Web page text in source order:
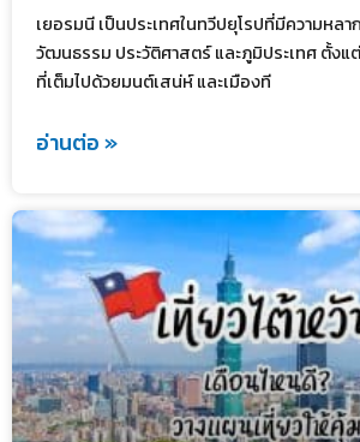
เยอรมนี เป็นประเทศในทวีปยุโรปที่มีความหลา
วัฒนธรรม ประวัติศาสตร์ และภูมิประเทศ ตั้งแ
ที่เต็มไปด้วยมนต์เสน่ห์ และเมืองที
อ่านต่อ »